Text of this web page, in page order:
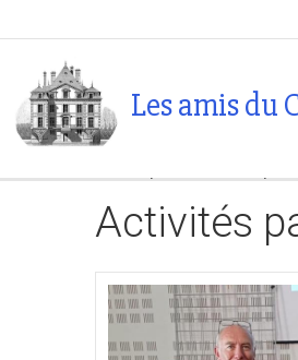
Les amis du
Activités